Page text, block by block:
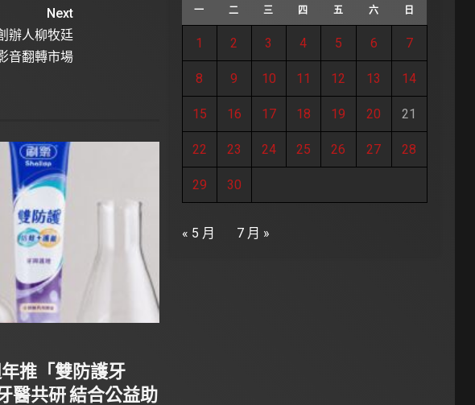
Next
辦人柳牧廷
音翻轉市場
推「雙防護牙
醫共研 結合公益助
一 二 三 四 五 六 日
1 2 3 4 5 6 7
8 9 10 11 12 13 14
15 16 17 18 19 20 21
22 23 24 25 26 27 28
29 30
« 5 月 7 月 »